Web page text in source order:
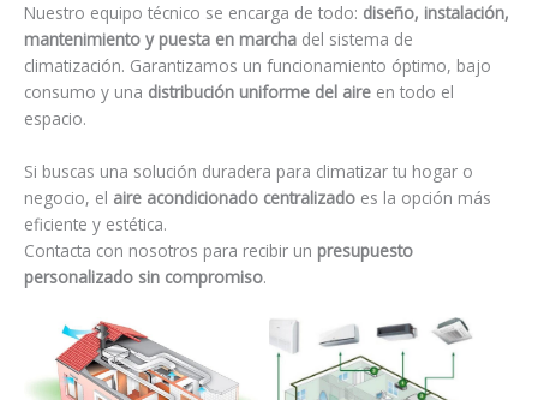
Nuestro equipo técnico se encarga de todo: diseño, instalación,
mantenimiento y puesta en marcha del sistema de
climatización. Garantizamos un funcionamiento óptimo, bajo
consumo y una distribución uniforme del aire en todo el
espacio.
Si buscas una solución duradera para climatizar tu hogar o
negocio, el aire acondicionado centralizado es la opción más
eficiente y estética.
Contacta con nosotros para recibir un presupuesto
personalizado sin compromiso.